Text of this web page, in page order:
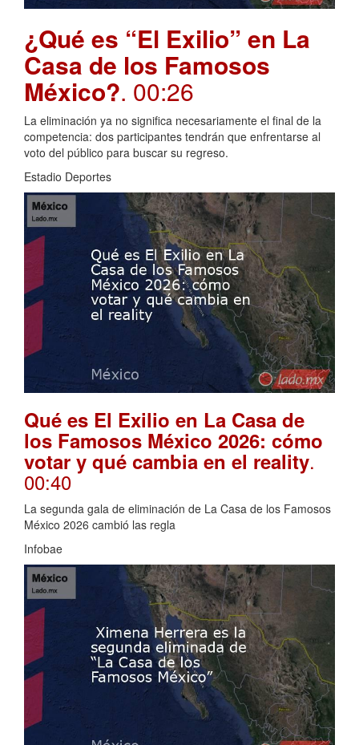
¿Qué es “El Exilio” en La
Casa de los Famosos
México?. 00:26
La eliminación ya no significa necesariamente el final de la
competencia: dos participantes tendrán que enfrentarse al
voto del público para buscar su regreso.
Estadio Deportes
Qué es El Exilio en La Casa de
los Famosos México 2026: cómo
votar y qué cambia en el reality.
00:40
La segunda gala de eliminación de La Casa de los Famosos
México 2026 cambió las regla
Infobae